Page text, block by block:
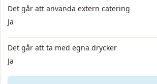
Det går att använda extern catering
Ja
Det går att ta med egna drycker
Ja